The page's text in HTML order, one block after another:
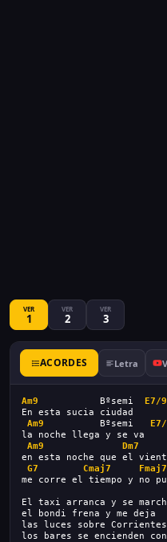
VER
1
VER
2
VER
3
ACORDES Letra
Am9 Bºsemi E7/9
En esta sucia ciudad
Am9 Bºsemi
la noche llega y se va
Am9
Dm7
en esta noche que el
G7
Cmaj7 Fmaj7
me corre el tiempo y no
El taxi arranca y se
el bondi frena y me deja
las luces sobre Corrientes
los bares se encienden